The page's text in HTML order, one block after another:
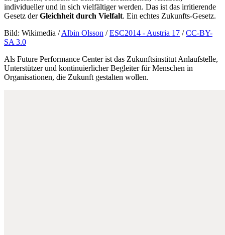
individueller und in sich vielfältiger werden. Das ist das irritierende
Gesetz derGleichheit durch Vielfalt. Ein echtes Zukunfts-Gesetz.
Bild: Wikimedia /Albin Olsson /ESC2014 - Austria 17 /CC-BY-
SA 3.0
Als Future Performance Center ist das Zukunftsinstitut Anlaufstelle,
Unterstützer und kontinuierlicher Begleiter für Menschen in
Organisationen, die Zukunft gestalten wollen.